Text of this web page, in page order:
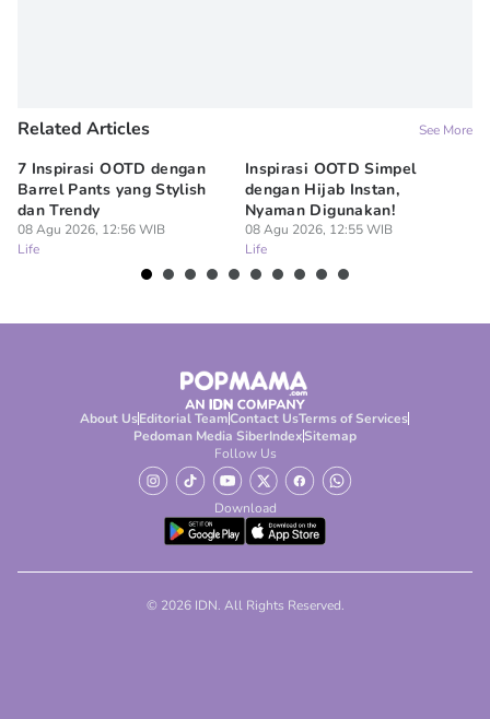
Related Articles See More
7 Inspirasi OOTD dengan
Barrel Pants yang Stylish
dan Trendy
08 Agu 2026, 12:56 WIB
Life
Inspirasi OOTD Simpel
dengan Hijab Instan,
Nyaman Digunakan!
08 Agu 2026, 12:55 WIB
Life
About UsEditorial TeamContact UsTerms of Services
Pedoman Media SiberIndexSitemap
Follow Us
Download
© 2026 IDN. All Rights Reserved.